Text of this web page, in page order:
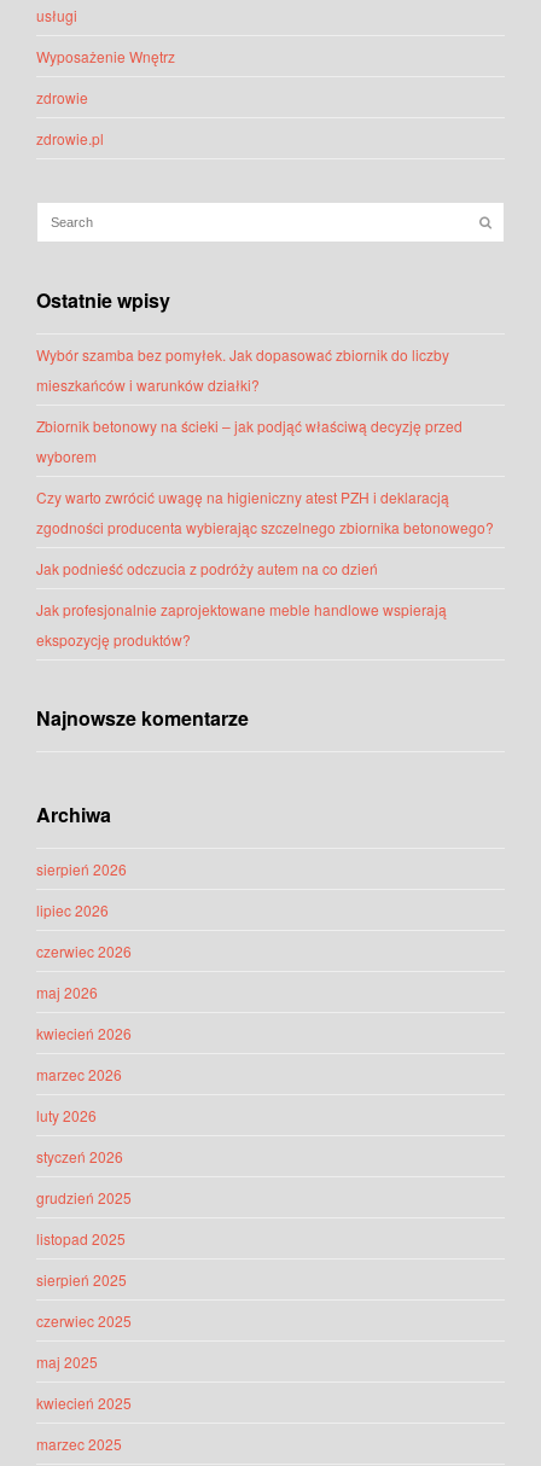
usługi
Wyposażenie Wnętrz
zdrowie
zdrowie.pl
Ostatnie wpisy
Wybór szamba bez pomyłek. Jak dopasować zbiornik do liczby
mieszkańców i warunków działki?
Zbiornik betonowy na ścieki – jak podjąć właściwą decyzję przed
wyborem
Czy warto zwrócić uwagę na higieniczny atest PZH i deklaracją
zgodności producenta wybierając szczelnego zbiornika betonowego?
Jak podnieść odczucia z podróży autem na co dzień
Jak profesjonalnie zaprojektowane meble handlowe wspierają
ekspozycję produktów?
Najnowsze komentarze
Archiwa
sierpień 2026
lipiec 2026
czerwiec 2026
maj 2026
kwiecień 2026
marzec 2026
luty 2026
styczeń 2026
grudzień 2025
listopad 2025
sierpień 2025
czerwiec 2025
maj 2025
kwiecień 2025
marzec 2025